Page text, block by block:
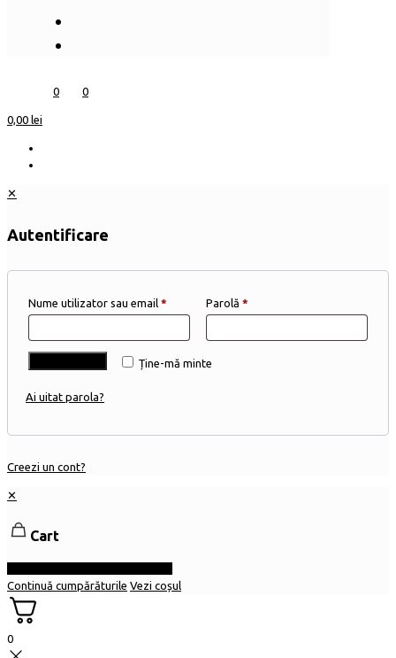
0 0
0,00 lei
✕
Autentificare
Nume utilizator sau email * Parolă *
Ține-mă minte
Ai uitat parola?
Creezi un cont?
✕
Cart
Continuă cumpărăturile Vezi coșul
0